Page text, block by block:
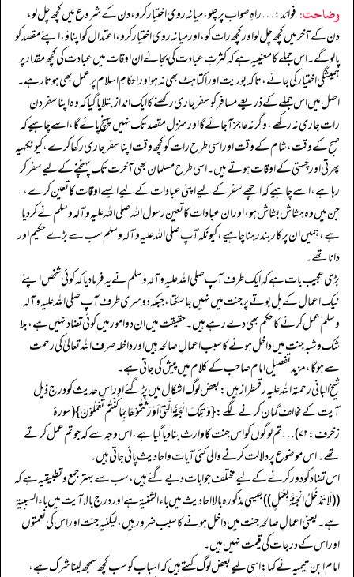
وضاحت: فوائد: … راہِ صواب پر چلو، میانہ روی اختیار کرو، دن کے شروع میں کچھ چل لو،
دن کے آخر میں کچھ چل لو اور کچھ رات کو، اور میانہ روی اختیار کرو، اعتدال کو اپناؤ، اپنے مقصد کو
پا لو گے۔ اس جملے کا معنییہ ہے کہ کثرتِ عبادت کی بجائے ان اوقات میں عبادت کی کچھ مقدار پر
ہمیشگی اختیار کی جائے، تاکہ بوریت اور اکتاہٹ بھی نہ ہو اور احکامِ اسلام پر عمل بھی ہوتا رہے۔
اصل میں اس جملے کے ذریعے مسافر کو سفر جاری رکھنے کا ایک انداز بتلایا گیا کہ وہ اپنا سفر دن
رات جاری نہ رکھے، وگرنہ عاجز آجائے گا اور منزل مقصدتک نہیں پہنچ پائے گا، اسے چاہیے کہ
صبح کے وقت، شام کے وقت اور اسی طرح رات کو کچھ وقت اپنا سفر جاری رکھا کرے، کیونکہیہ
پھرتی اور چستی کے اوقات ہوتے ہیں۔ اسی طرح مسلمان بھی آخرت تک پہنچنے کے لیے سفر کر
رہا ہے، اسے چاہیے کہ اچھے سفر کے لیے اپنی عبادات کے لیے ایسے اوقات کا تعین کرے،
جن میں وہ ہشاش بشاش ہو، اور ان عبادات کا تعین رسول اللہ صلی اللہ علیہ وآلہ وسلم نے کر دیا
ہے، ہمیں ان پر کاربند رہنا چاہیے، کیونکہ آپ صلی اللہ علیہ وآلہ وسلم سب سے بڑے حکیم اور
دانا تھے۔
بڑی عجیب بات ہے کہ ایک طرف آپ صلی اللہ علیہ وآلہ وسلم نے یہ فرما دیا کہ کوئی شخص اپنے
نیک اعمال کے بل بوتے پر جنت میں نہیں جا سکتا، جبکہ دوسری طرف آپ صلی اللہ علیہ وآلہ
وسلم عمل کرنے کا حکم بھی دے رہے ہیں۔ حقیقت میں ان دو امور میں کوئی تضاد نہیں ہے، بلا
شک و شبہ جنت میں داخل ہونے کا سبب اعمالِ صالحہ ہیں اور داخلہ صرف اللہ تعالیٰ کی رحمت
سے ہو گا، مزید تفصیل امام صاحب کے کلام میں پیش کی جاتی ہے۔
شیخ البانی رحمتہ اللہ علیہ رقمطراز ہیں: بعض لوگ اشکال میں پڑ گئے اور اس حدیث کو درج ذیل
آیت کے مخالف گمان کرنے لگے: {وَتِلْکَ الْجَنَّۃُ الَّتِیْ اَوْرَثْتُمُوْھَا بِمَا کُنْتُمْ تَعْمَلُوْنَ} (سورۂ
زخرف: ۷۲) … تم لوگوں کو اس جنت کا وارث بنا دیا گیا ہے، اس وجہ سے کہ جو تم عمل کرتے
تھے۔ اس موضوع پر دلالت کرنے والی کئی آیات و احادیث پائی جاتی ہیں۔
اس تضاد کو دور کرنے کے لیے مختلف جوابات دیے گئے ہیں، سب سے بہتر جمع و تطبیقیہ ہے کہ
((لَاتَدْخُلُ الْجَنَّۃَ بِعَمَلٍ)) جیسی مذکورہ بالا احادیث میں باء الثمنیۃ ہے اور درج بالا آیت میں باء السببیۃ
ہے۔ یعنی اعمالِ صالحہ جنت میں داخل ہونے کا سبب ضرور ہیں، لیکنیہ جنت اور اس کی نعمتوں
اور اس کے درجات کی قیمت نہیں ہیں۔
امام ابن تیمیہ نے کہا: اسی لیے بعض لوگ کہتے ہیں کہ اسباب کو سب کچھ سمجھ لینا شرک ہے،